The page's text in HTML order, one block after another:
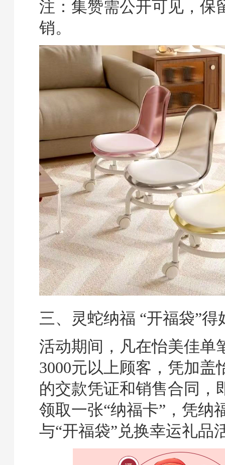
注：集赞需公开可见，保
销。
三、灵蛇纳福 “开福袋”得
活动期间，凡在怡美佳单
3000元以上顾客，凭加盖
的交款凭证和销售合同，
领取一张“纳福卡”，凭纳
与“开福袋”兑换幸运礼品